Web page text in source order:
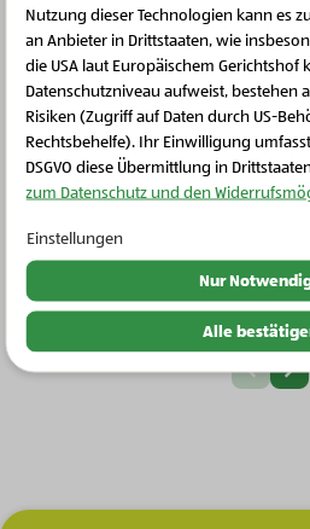
Vorherige Slide
Nächste Slide
Nutzung dieser Technologien kann es
an Anbieter in Drittstaaten, wie
die USA laut Europäischem Gerichtshof
Datenschutzniveau aufweist, bestehen
Risiken (Zugriff auf Daten durch US-
Rechtsbehelfe). Ihr Einwilligung
DSGVO diese Übermittlung in
zum Datenschutz und den
Einstellungen
Nur
Alle